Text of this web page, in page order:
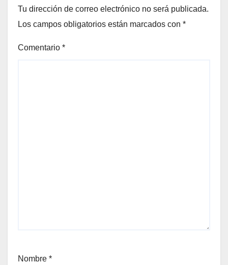
Tu dirección de correo electrónico no será publicada.
Los campos obligatorios están marcados con *
Comentario *
Nombre *